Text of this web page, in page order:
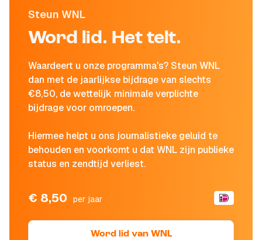
Steun WNL
Word lid. Het telt.
Waardeert u onze programma's? Steun WNL
dan met de jaarlijkse bijdrage van slechts
€8,50, de wettelijk minimale verplichte
bijdrage voor omroepen.
Hiermee helpt u ons journalistieke geluid te
behouden en voorkomt u dat WNL zijn publieke
status en zendtijd verliest.
€ 8,50 per jaar
Word lid van WNL